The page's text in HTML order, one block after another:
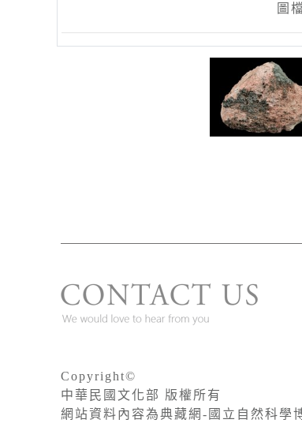
圖
Copyright©
中華民國文化部 版權所有
網站資料內容為典藏網-國立自然科學